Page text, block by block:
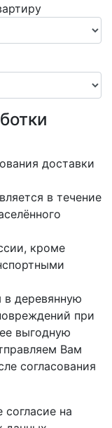
доставки
в течение
кроме
деревянную
при
выгодную
Вам
согласования
согласие на